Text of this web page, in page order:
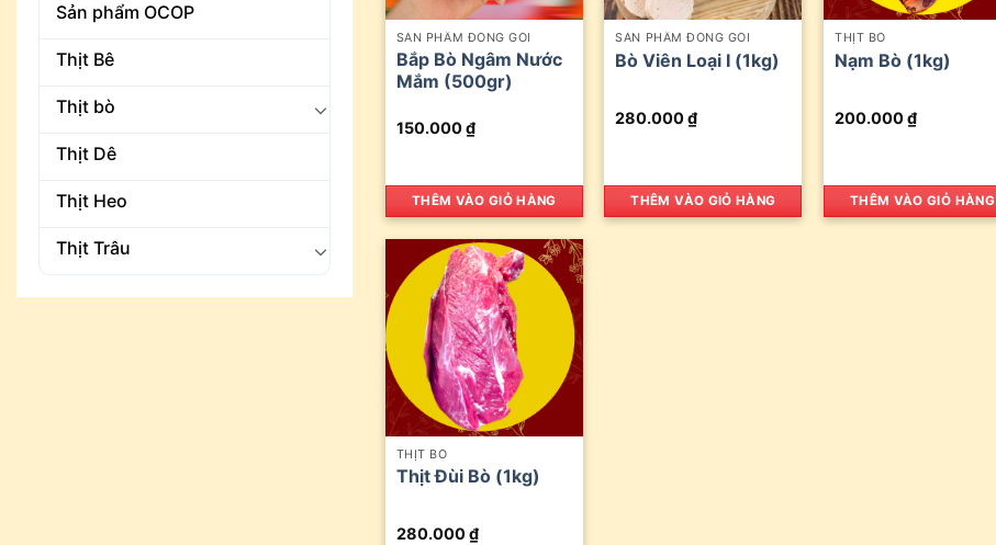
Sản phẩm OCOP
Thịt Bê
Thịt bò
Thịt Dê
Thịt Heo
Thịt Trâu
SẢN PHẨM ĐÓNG GÓI
Bắp Bò Ngâm Nước
Mắm (500gr)
150.000₫
THÊM VÀO GIỎ HÀNG
SẢN PHẨM ĐÓNG GÓI
Bò Viên Loại I (1kg)
280.000₫
THÊM VÀO GIỎ HÀNG
THỊT BÒ
Nạm Bò (1kg)
200.000₫
THÊM VÀO GIỎ HÀNG
THỊT BÒ
Thịt Đùi Bò (1kg)
280.000₫